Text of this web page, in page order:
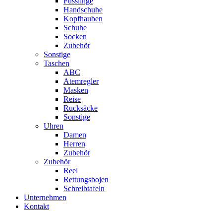
Handschuhe
Kopfhauben
Schuhe
Socken
Zubehör
Sonstige
Taschen
ABC
Atemregler
Masken
Reise
Rucksäcke
Sonstige
Uhren
Damen
Herren
Zubehör
Zubehör
Reel
Rettungsbojen
Schreibtafeln
Unternehmen
Kontakt